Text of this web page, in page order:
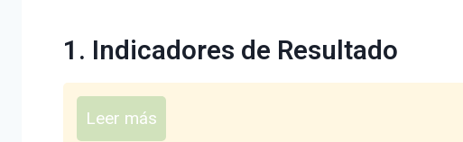
1. Indicadores de Resultado
Leer más